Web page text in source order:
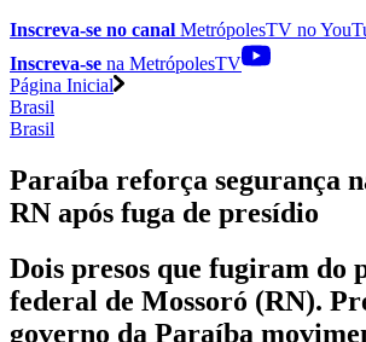
Inscreva-se no canal MetrópolesTV no
Inscreva-se na MetrópolesTV
Página Inicial
Brasil
Brasil
Paraíba reforça segurança
RN após fuga de presídio
Dois presos que fugiram do
federal de Mossoró (RN).
governo da Paraíba